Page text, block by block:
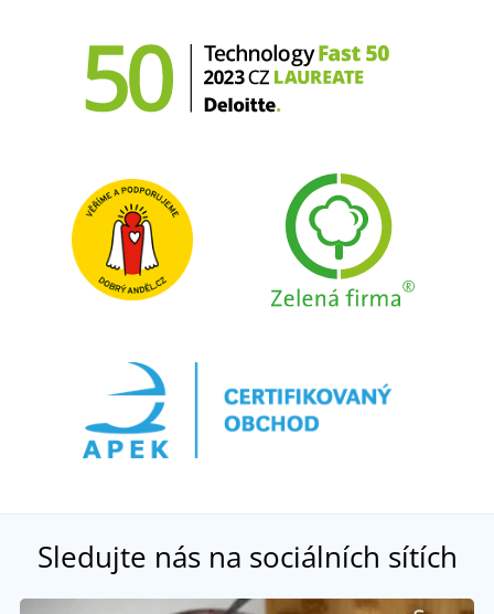
Sledujte nás na sociálních sítích